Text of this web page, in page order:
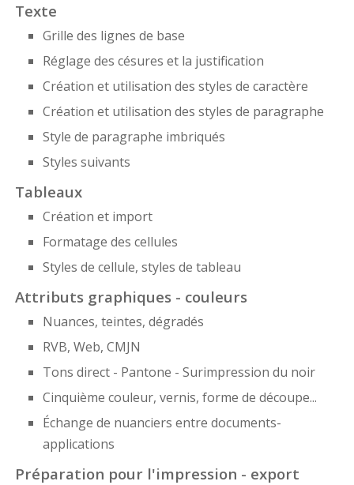
Texte
Grille des lignes de base
Réglage des césures et la justification
Création et utilisation des styles de caractère
Création et utilisation des styles de paragraphe
Style de paragraphe imbriqués
Styles suivants
Tableaux
Création et import
Formatage des cellules
Styles de cellule, styles de tableau
Attributs graphiques - couleurs
Nuances, teintes, dégradés
RVB, Web, CMJN
Tons direct - Pantone - Surimpression du noir
Cinquième couleur, vernis, forme de découpe...
Échange de nuanciers entre documents-
applications
Préparation pour l'impression - export